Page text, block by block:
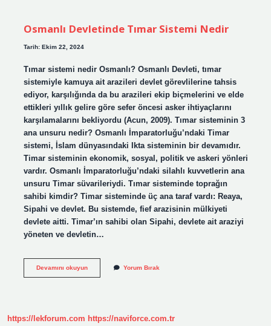
Osmanlı Devletinde Tımar Sistemi Nedir
Tarih: Ekim 22, 2024
Tımar sistemi nedir Osmanlı? Osmanlı Devleti, tımar
sistemiyle kamuya ait arazileri devlet görevlilerine tahsis
ediyor, karşılığında da bu arazileri ekip biçmelerini ve elde
ettikleri yıllık gelire göre sefer öncesi asker ihtiyaçlarını
karşılamalarını bekliyordu (Acun, 2009). Tımar sisteminin 3
ana unsuru nedir? Osmanlı İmparatorluğu’ndaki Timar
sistemi, İslam dünyasındaki Ikta sisteminin bir devamıdır.
Timar sisteminin ekonomik, sosyal, politik ve askeri yönleri
vardır. Osmanlı İmparatorluğu’ndaki silahlı kuvvetlerin ana
unsuru Timar süvarileriydi. Tımar sisteminde toprağın
sahibi kimdir? Timar sisteminde üç ana taraf vardı: Reaya,
Sipahi ve devlet. Bu sistemde, fief arazisinin mülkiyeti
devlete aitti. Timar’ın sahibi olan Sipahi, devlete ait araziyi
yöneten ve devletin…
Devamını okuyunOsmanlı
Yorum Bırak
https://lekforum.com https://naviforce.com.tr